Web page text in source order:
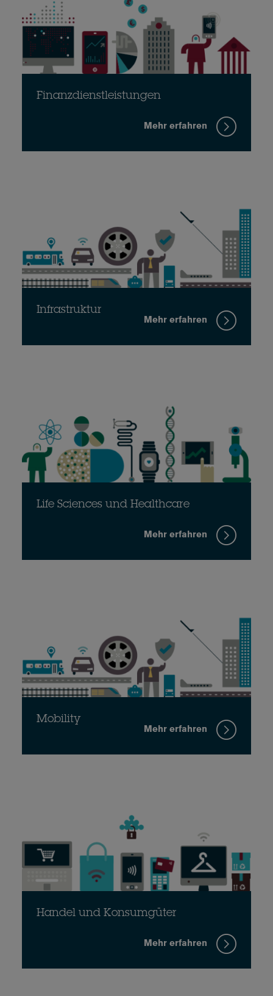
Finanzdienstleistungen
Mehr erfahren
Infrastruktur
Mehr erfahren
Life Sciences und Healthcare
Mehr erfahren
Mobility
Mehr erfahren
Handel und Konsumgüter
Mehr erfahren